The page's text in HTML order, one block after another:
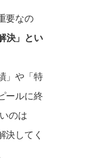
要なの
決」とい
」や「特
ールに終
のは
決してく